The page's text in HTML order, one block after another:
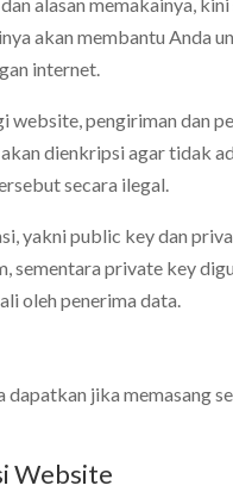
akan membantu Anda
internet.
pengiriman dan
dienkripsi agar tidak
secara ilegal.
yakni public key dan
sementara private key
oleh penerima data.
dapatkan jika memasang
Website